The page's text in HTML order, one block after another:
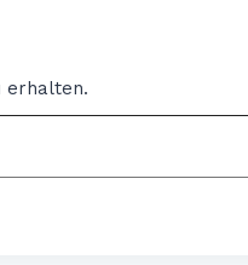
erhalten.